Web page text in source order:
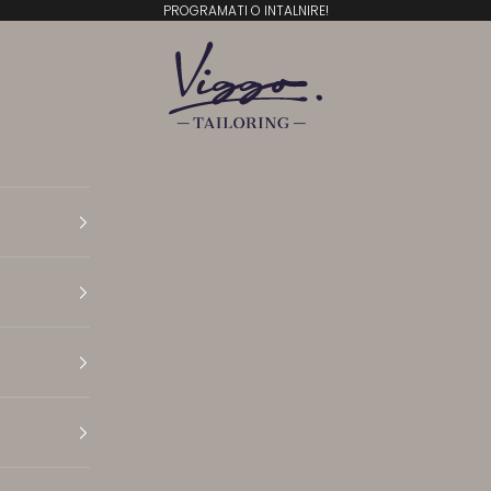
PROGRAMATI O INTALNIRE!
Viggo Tailoring
Translation missing: ro.general.accessibility.open
Translation missing: ro.general.accessibility.open
Translation missing: ro.general.accessibility.open
Translation missing: ro.general.accessibility.open